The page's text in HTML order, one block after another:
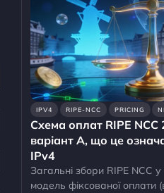
IPV4 RIPE-NCC PRICING
Схема оплат RIPE NCC
варіант A, що це
IPv4
Загальні збори RIPE NCC
модель фіксованої оплати